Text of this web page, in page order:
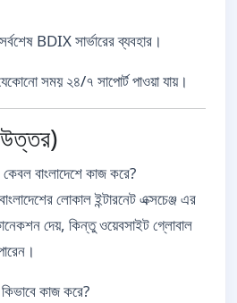
BDIX সার্ভারের ব্যবহার।
সময় ২৪/৭ সাপোর্ট পাওয়া যায়।
বাংলাদেশে কাজ করে?
লোকাল ইন্টারনেট এক্সচেঞ্জ এর
দেয়, কিন্তু ওয়েবসাইট গ্লোবাল
কাজ করে?